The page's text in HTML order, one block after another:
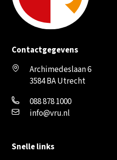
Contactgegevens
Archimedeslaan 6
3584 BA Utrecht
088 878 1000
info@vru.nl
Snelle links